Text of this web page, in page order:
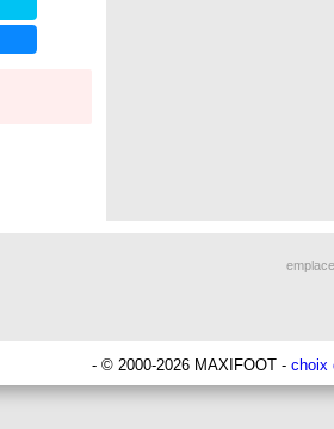
- © 2000-2026 MAXIFOOT - choix